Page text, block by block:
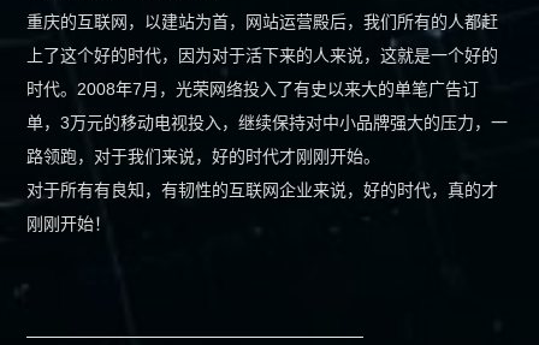
重庆的互联网，以建站为首，网站运营殿后，我们所有的人都赶
上了这个好的时代，因为对于活下来的人来说，这就是一个好的
时代。2008年7月，光荣网络投入了有史以来大的单笔广告订
单，3万元的移动电视投入，继续保持对中小品牌强大的压力，一
路领跑，对于我们来说，好的时代才刚刚开始。
对于所有有良知，有韧性的互联网企业来说，好的时代，真的才
刚刚开始！